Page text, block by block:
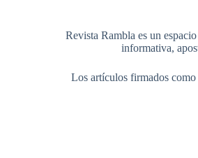
Revista Rambla es un
informativa,
Los artículos firmados